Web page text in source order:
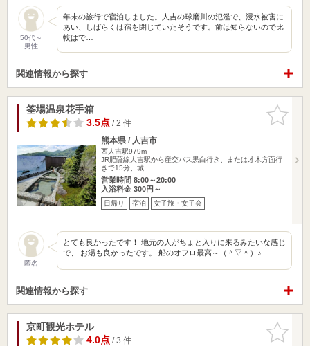
50代～
男性
年末の旅行で宿泊しました。人吉の球磨川の氾濫で、浸水被害に
あい、しばらくは宿を閉じていたそうです。前は知らないので比
較はで…
関連情報から探す
お気に入
りに追加
筌場温泉花手箱
3.5点/ 2 件
熊本県 / 人吉市
西人吉駅979m
JR肥薩線人吉駅から産交バス黒白行き、または才木方面行
きで15分、城…
営業時間 8:00～20:00
入浴料金 300円～
日帰り 宿泊 女子旅・女子会
匿名
とても良かったです！ 地元の人がちょと入りに来るみたいな感じ
で、 お湯も良かったです。 船のオフロ最高～（＾▽＾）♪
関連情報から探す
お気に入
りに追加
京町観光ホテル
4.0点/ 3 件